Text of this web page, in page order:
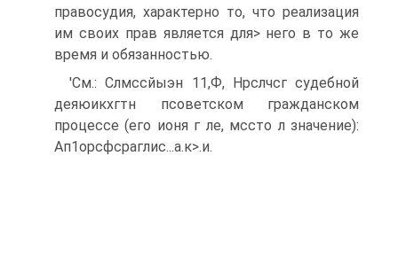
правосудия, характерно то, что реализация
им своих прав является для> него в то же
время и обязанностью.
'См.: Слмссйыэн 11,Ф, Нрслчсг судебной
деяюикхгтн псоветском гражданском
процессе (его ионя г ле, мссто л значение):
Ап1орсфсраглис...а.к>.и.